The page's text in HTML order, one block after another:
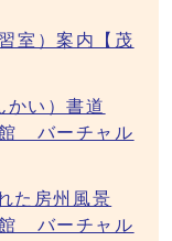
室）案内【茂
かい）書道
館 バーチャル
た房州風景
館 バーチャル